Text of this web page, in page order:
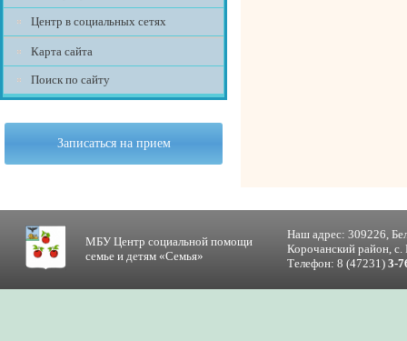
Центр в социальных сетях
Карта сайта
Поиск по сайту
Записаться на прием
МБУ Центр социальной помощи
семье и детям «Семья»
Наш адрес: 309226,
Корочанский район,
Телефон: 8 (47231) 3-